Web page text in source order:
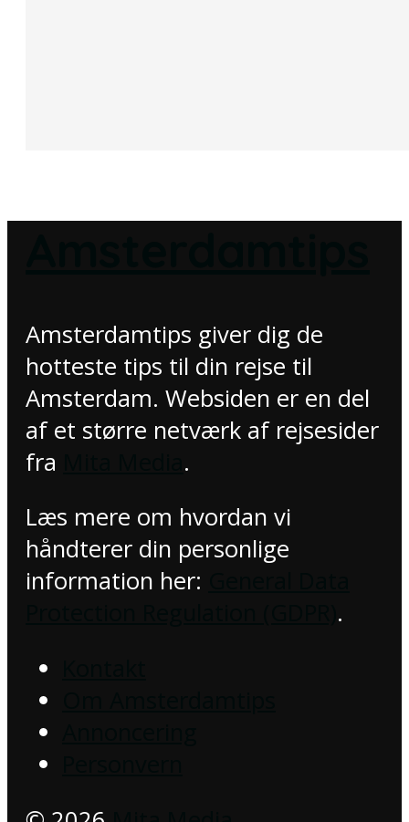
Amsterdamtips giver dig de
hotteste tips til din rejse til
Amsterdam. Websiden er en del
af et større netværk af rejsesider
fra
.
Læs mere om hvordan vi
håndterer din personlige
information her:
.